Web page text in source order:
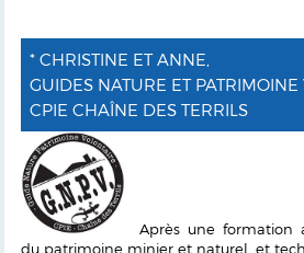
* CHRISTINE ET ANNE,
GUIDES NATURE ET
CPIE CHAÎNE DES TERRILS
Après une formation